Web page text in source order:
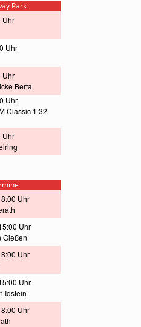
Park
Uhr
Uhr
Uhr
Berta
Uhr
Classic 1:32
Uhr
Uhr
Uhr
Gießen
Uhr
Uhr
Idstein
Uhr